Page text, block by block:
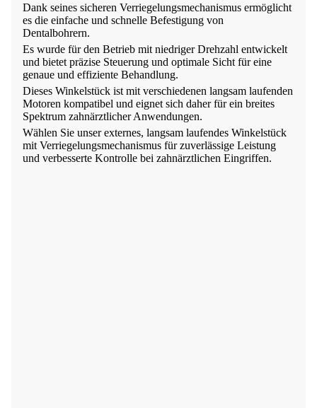
Dank seines sicheren Verriegelungsmechanismus ermöglicht
es die einfache und schnelle Befestigung von
Dentalbohrern.
Es wurde für den Betrieb mit niedriger Drehzahl entwickelt
und bietet präzise Steuerung und optimale Sicht für eine
genaue und effiziente Behandlung.
Dieses Winkelstück ist mit verschiedenen langsam laufenden
Motoren kompatibel und eignet sich daher für ein breites
Spektrum zahnärztlicher Anwendungen.
Wählen Sie unser externes, langsam laufendes Winkelstück
mit Verriegelungsmechanismus für zuverlässige Leistung
und verbesserte Kontrolle bei zahnärztlichen Eingriffen.